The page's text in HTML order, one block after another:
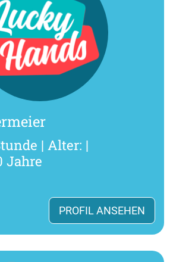
| Alter: |
Jahre
PROFIL ANSEHEN